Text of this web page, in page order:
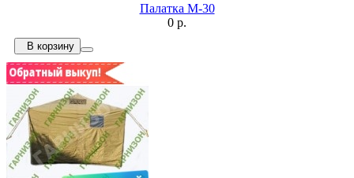
Палатка М-30
0 р.
В корзину